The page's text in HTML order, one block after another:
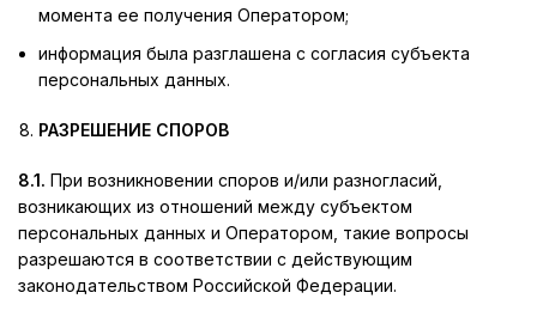
момента ее получения Оператором;
информация была разглашена с согласия субъекта
персональных данных.
РАЗРЕШЕНИЕ СПОРОВ
8.1. При возникновении споров и/или разногласий,
возникающих из отношений между субъектом
персональных данных и Оператором, такие вопросы
разрешаются в соответствии с действующим
законодательством Российской Федерации.